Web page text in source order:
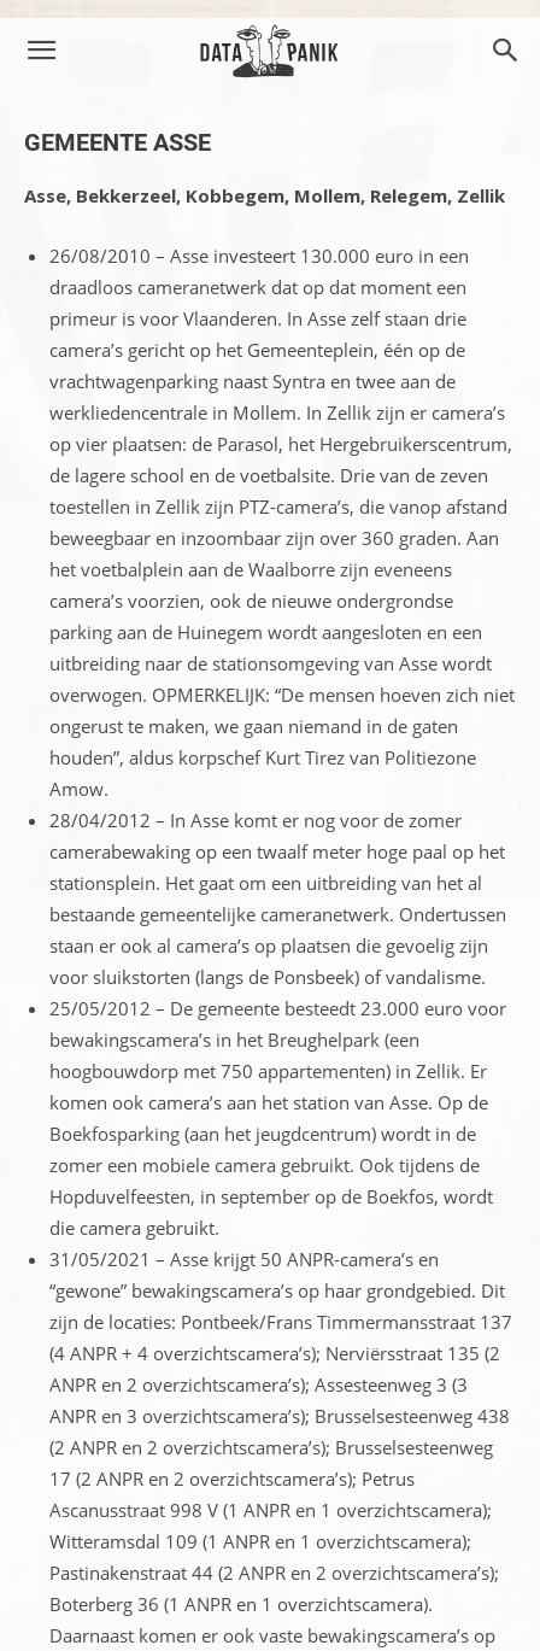
GEMEENTE ASSE
Asse, Bekkerzeel, Kobbegem, Mollem, Relegem, Zellik
26/08/2010 – Asse investeert 130.000 euro in een
draadloos cameranetwerk dat op dat moment een
primeur is voor Vlaanderen. In Asse zelf staan drie
camera’s gericht op het Gemeenteplein, één op de
vrachtwagenparking naast Syntra en twee aan de
werkliedencentrale in Mollem. In Zellik zijn er camera’s
op vier plaatsen: de Parasol, het Hergebruikerscentrum,
de lagere school en de voetbalsite. Drie van de zeven
toestellen in Zellik zijn PTZ-camera’s, die vanop afstand
beweegbaar en inzoombaar zijn over 360 graden. Aan
het voetbalplein aan de Waalborre zijn eveneens
camera’s voorzien, ook de nieuwe ondergrondse
parking aan de Huinegem wordt aangesloten en een
uitbreiding naar de stationsomgeving van Asse wordt
overwogen. OPMERKELIJK: “De mensen hoeven zich niet
ongerust te maken, we gaan niemand in de gaten
houden”, aldus korpschef Kurt Tirez van Politiezone
Amow.
28/04/2012 – In Asse komt er nog voor de zomer
camerabewaking op een twaalf meter hoge paal op het
stationsplein. Het gaat om een uitbreiding van het al
bestaande gemeentelijke cameranetwerk. Ondertussen
staan er ook al camera’s op plaatsen die gevoelig zijn
voor sluikstorten (langs de Ponsbeek) of vandalisme.
25/05/2012 – De gemeente besteedt 23.000 euro voor
bewakingscamera’s in het Breughelpark (een
hoogbouwdorp met 750 appartementen) in Zellik. Er
komen ook camera’s aan het station van Asse. Op de
Boekfosparking (aan het jeugdcentrum) wordt in de
zomer een mobiele camera gebruikt. Ook tijdens de
Hopduvelfeesten, in september op de Boekfos, wordt
die camera gebruikt.
31/05/2021 – Asse krijgt 50 ANPR-camera’s en
“gewone” bewakingscamera’s op haar grondgebied. Dit
zijn de locaties: Pontbeek/Frans Timmermansstraat 137
(4 ANPR + 4 overzichtscamera’s); Nerviërsstraat 135 (2
ANPR en 2 overzichtscamera’s); Assesteenweg 3 (3
ANPR en 3 overzichtscamera’s); Brusselsesteenweg 438
(2 ANPR en 2 overzichtscamera’s); Brusselsesteenweg
17 (2 ANPR en 2 overzichtscamera’s); Petrus
Ascanusstraat 998 V (1 ANPR en 1 overzichtscamera);
Witteramsdal 109 (1 ANPR en 1 overzichtscamera);
Pastinakenstraat 44 (2 ANPR en 2 overzichtscamera’s);
Boterberg 36 (1 ANPR en 1 overzichtscamera).
Daarnaast komen er ook vaste bewakingscamera’s op